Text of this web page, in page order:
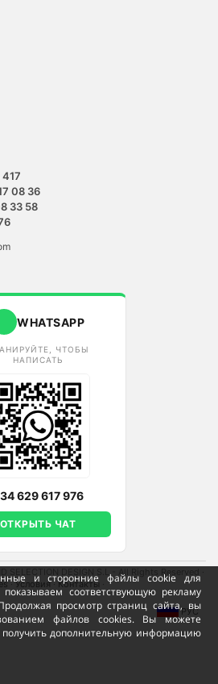
и сторонние файлы cookie для
соответствующую рекламу
просмотр страниц сайта, вы
файлов cookies. Вы можете
дополнительную информацию
08 36
33 58
WHATSAPP
ЧТОБЫ
НАПИСАТЬ
629 617 976
ОТКРЫТЬ ЧАТ
SELECTION DESIGN S.L - All Rights Reserved
·Условия· Контакты
РУС